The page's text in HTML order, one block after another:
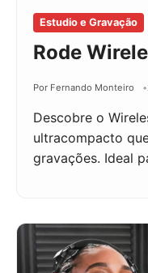
Estudio e Gravação
Rode
Por Fernando Monteiro
Descobre o
ultracompacto
gravações. Ideal